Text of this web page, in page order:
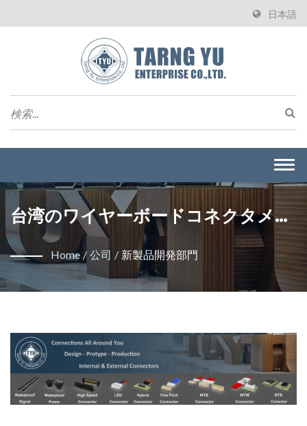
日本語
台湾のワイヤーボードコネクタメー
カー、Tarng Yu
Enterprise（TYU）の新製品開発部
門
Home / 公司 / 新製品開発部門